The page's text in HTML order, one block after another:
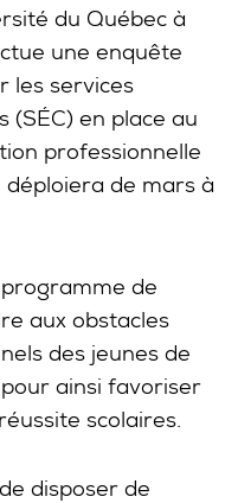
du Québec à
une enquête
les services
en place au
professionnelle
déploiera de mars à
de
aux obstacles
des jeunes de
pour ainsi favoriser
scolaires.
disposer de